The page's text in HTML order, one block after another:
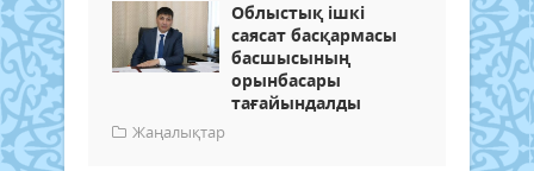
Облыстық ішкі
саясат басқармасы
басшысының
орынбасары
тағайындалды
Жаңалықтар